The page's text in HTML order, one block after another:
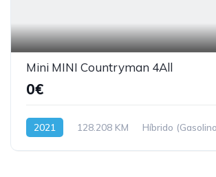
Mini MINI Countryman 4All
0€
2021 128.208 KM Híbrido